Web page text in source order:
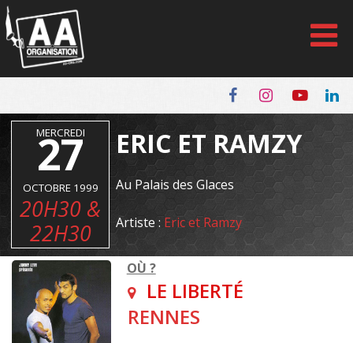
Panneau de gestion des cookies
MERCREDI
27
OCTOBRE 1999
20H30 &
22H30
ERIC ET RAMZY
Au Palais des Glaces
Artiste : Eric et Ramzy
OÙ ?
LE LIBERTÉ
RENNES